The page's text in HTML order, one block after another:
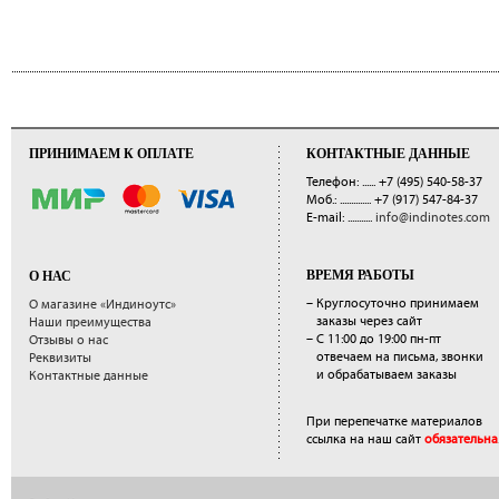
ПРИНИМАЕМ К ОПЛАТЕ
О НАС
О магазине «Индиноутс»
Наши преимущества
Отзывы о нас
Реквизиты
Контактные данные
КОНТАКТНЫЕ ДАННЫЕ
Телефон: ...... +7 (495) 540-58-37
Моб.: .............. +7 (917) 547-84-37
E-mail: ........... info@indinotes.com
ВРЕМЯ РАБОТЫ
– Круглосуточно принимаем
заказы через сайт
– С 11:00 до 19:00 пн-пт
отвечаем на письма, звонки
и обрабатываем заказы
При перепечатке материалов
ссылка на наш сайт обязательна.